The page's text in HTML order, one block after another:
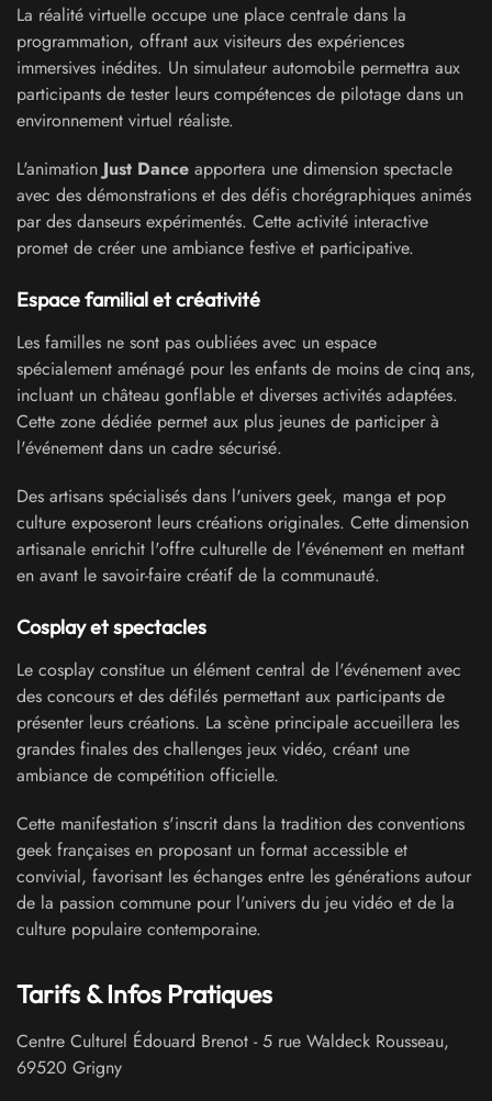
La réalité virtuelle occupe une place centrale dans la
programmation, offrant aux visiteurs des expériences
immersives inédites. Un simulateur automobile permettra aux
participants de tester leurs compétences de pilotage dans un
environnement virtuel réaliste.
L'animation Just Dance apportera une dimension spectacle
avec des démonstrations et des défis chorégraphiques animés
par des danseurs expérimentés. Cette activité interactive
promet de créer une ambiance festive et participative.
Espace familial et créativité
Les familles ne sont pas oubliées avec un espace
spécialement aménagé pour les enfants de moins de cinq ans,
incluant un château gonflable et diverses activités adaptées.
Cette zone dédiée permet aux plus jeunes de participer à
l'événement dans un cadre sécurisé.
Des artisans spécialisés dans l'univers geek, manga et pop
culture exposeront leurs créations originales. Cette dimension
artisanale enrichit l'offre culturelle de l'événement en mettant
en avant le savoir-faire créatif de la communauté.
Cosplay et spectacles
Le cosplay constitue un élément central de l'événement avec
des concours et des défilés permettant aux participants de
présenter leurs créations. La scène principale accueillera les
grandes finales des challenges jeux vidéo, créant une
ambiance de compétition officielle.
Cette manifestation s'inscrit dans la tradition des conventions
geek françaises en proposant un format accessible et
convivial, favorisant les échanges entre les générations autour
de la passion commune pour l'univers du jeu vidéo et de la
culture populaire contemporaine.
Tarifs & Infos Pratiques
Centre Culturel Édouard Brenot -5 rue Waldeck Rousseau,
69520 Grigny